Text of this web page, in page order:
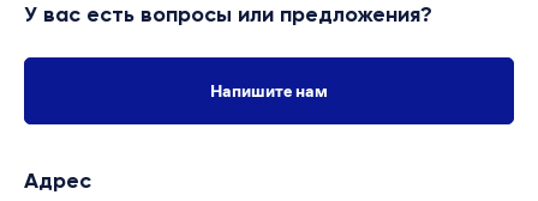
У вас есть вопросы или предложения?
Напишите нам
Адрес